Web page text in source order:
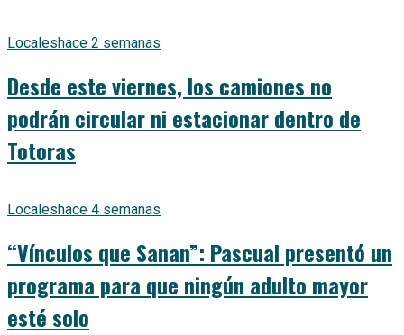
Localeshace 2 semanas
Desde este viernes, los camiones no
podrán circular ni estacionar dentro de
Totoras
Localeshace 4 semanas
“Vínculos que Sanan”: Pascual presentó un
programa para que ningún adulto mayor
esté solo